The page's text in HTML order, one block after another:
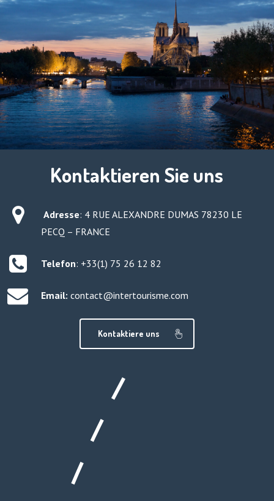
Kontaktieren Sie uns
Adresse: 4 RUE ALEXANDRE DUMAS 78230 LE
PECQ – FRANCE
Telefon: +33(1) 75 26 12 82
Email: contact@intertourisme.com
Kontaktiere uns